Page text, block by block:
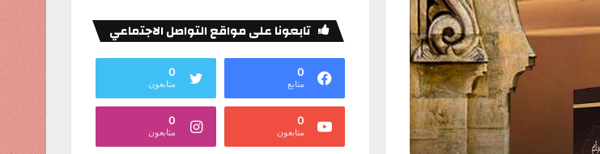
تابعونا على مواقع التواصل الاجتماعي
0
متابع
0
متابعون
0
متابعون
0
متابعون